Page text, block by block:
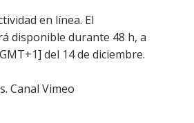
en línea. El
disponible durante 48 h, a
del 14 de diciembre.
Canal Vimeo